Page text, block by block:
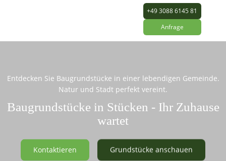
+49 3088 6145 81
Anfrage
Entdecken Sie Baugrundstücke in einer lebendigen Gemeinde.
Natur und Stadt perfekt vereint.
Baugrundstücke in Stücken - Ihr Zuhause
wartet
Kontaktieren Grundstücke anschauen